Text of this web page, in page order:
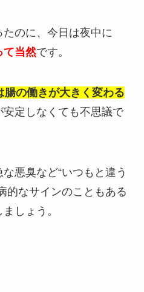
のに、今日は夜中に
て当然です。
腸の働きが大きく変わる
定しなくても不思議で
悪臭など“いつもと違う
的なサインのこともある
しょう。